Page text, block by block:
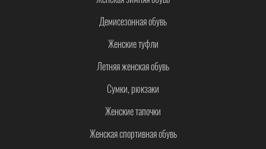
Демисезонная обувь
Женские туфли
Летняя женская обувь
Сумки, рюкзаки
Женские тапочки
Женская спортивная обувь